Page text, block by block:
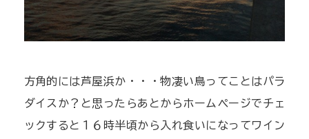
方角的には芦屋浜か・・・物凄い鳥ってことはパラ
ダイスか？と思ったらあとからホームページでチェ
ックすると１６時半頃から入れ食いになってワイン